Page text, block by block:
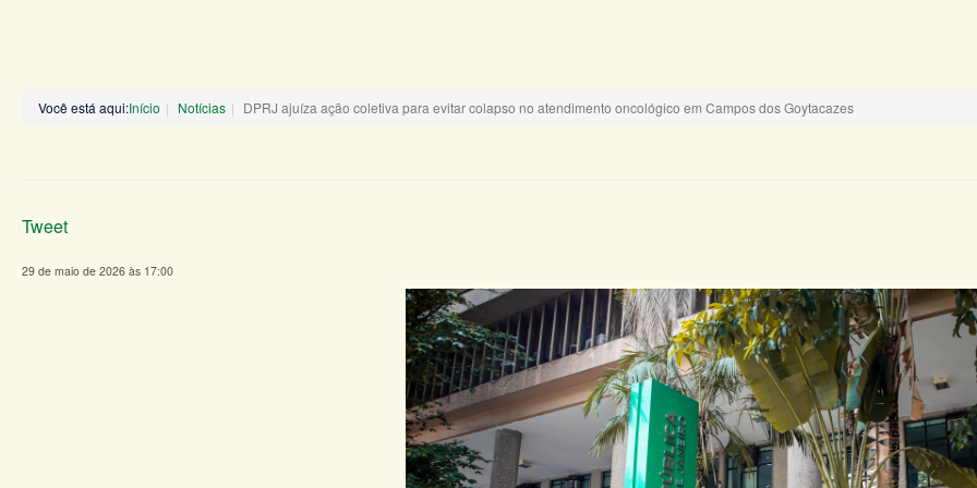
Você está aqui:Início Notícias DPRJ ajuíza ação coletiva para evitar colapso no atendimento oncológico em Campos dos Goytacazes
Tweet
29 de maio de 2026 às 17:00